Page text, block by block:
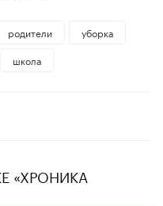
родители
уборка
школа
«ХРОНИКА